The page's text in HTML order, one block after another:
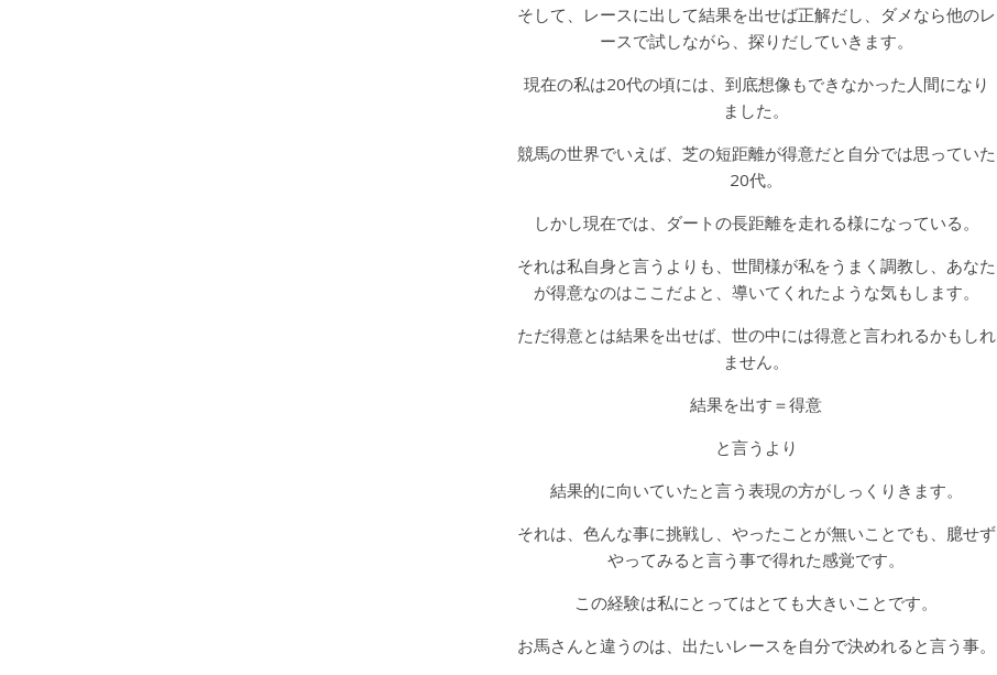
そして、レースに出して結果を出せば正解だし、ダメなら他のレ
ースで試しながら、探りだしていきます。
現在の私は20代の頃には、到底想像もできなかった人間になり
ました。
競馬の世界でいえば、芝の短距離が得意だと自分では思っていた
20代。
しかし現在では、ダートの長距離を走れる様になっている。
それは私自身と言うよりも、世間様が私をうまく調教し、あなた
が得意なのはここだよと、導いてくれたような気もします。
ただ得意とは結果を出せば、世の中には得意と言われるかもしれ
ません。
結果を出す＝得意
と言うより
結果的に向いていたと言う表現の方がしっくりきます。
それは、色んな事に挑戦し、やったことが無いことでも、臆せず
やってみると言う事で得れた感覚です。
この経験は私にとってはとても大きいことです。
お馬さんと違うのは、出たいレースを自分で決めれると言う事。